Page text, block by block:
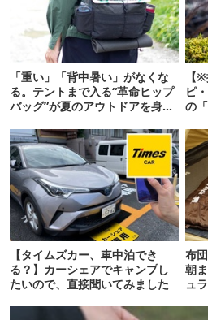
「重い」「背中暑い」がなくな
る。テントまで入る“革命ヒップ
バッグ”が夏のアウトドアを身軽
【
ピ
の
【タイムズカー、車中泊でき
る？】カーシェアでキャンプし
たいので、直接聞いてみました
布
朝
ュ